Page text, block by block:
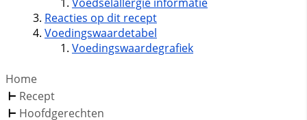
Reacties op dit recept
Voedingswaardetabel
Voedingswaardegrafiek
Home
Recept
Hoofdgerechten